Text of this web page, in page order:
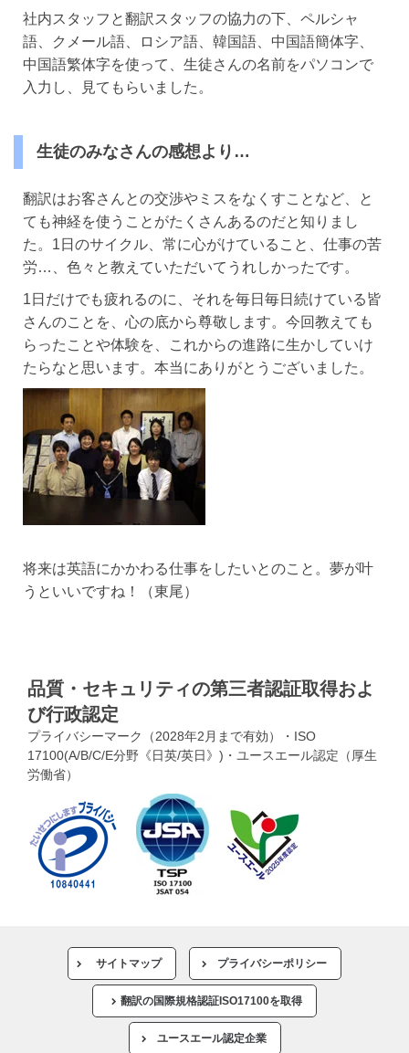
社内スタッフと翻訳スタッフの協力の下、ペルシャ
語、クメール語、ロシア語、韓国語、中国語簡体字、
中国語繁体字を使って、生徒さんの名前をパソコンで
入力し、見てもらいました。
生徒のみなさんの感想より…
翻訳はお客さんとの交渉やミスをなくすことなど、と
ても神経を使うことがたくさんあるのだと知りまし
た。1日のサイクル、常に心がけていること、仕事の苦
労…、色々と教えていただいてうれしかったです。
1日だけでも疲れるのに、それを毎日毎日続けている皆
さんのことを、心の底から尊敬します。今回教えても
らったことや体験を、これからの進路に生かしていけ
たらなと思います。本当にありがとうございました。
将来は英語にかかわる仕事をしたいとのこと。夢が叶
うといいですね！（東尾）
品質・セキュリティの第三者認証取得およ
び行政認定
プライバシーマーク（2028年2月まで有効）・ISO
17100(A/B/C/E分野《日英/英日》)・ユースエール認定（厚生
労働省）
サイトマップ プライバシーポリシー
翻訳の国際規格認証ISO17100を取得
ユースエール認定企業